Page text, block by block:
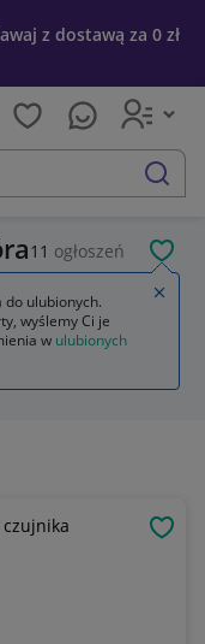
z dostawą za 0 zł
szukaj
11 ogłoszeń
Maszyny i urządzenia
do ulubionych.
wyślemy Ci je
w ulubionych